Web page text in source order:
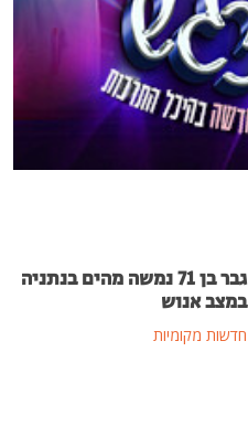
גבר בן 71 נמשה מהים בנתניה
במצב אנוש
חדשות מקומיות